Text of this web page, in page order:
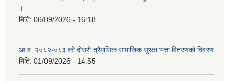
।
मिति: 06/09/2026 - 16:18
आ.व. २०८२-०८३ को दोस्रो त्रैमासिक सामाजिक सुरक्षा भत्ता वितरणको विवरण
मिति: 01/09/2026 - 14:55